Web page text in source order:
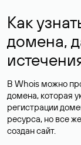
Как
домена,
В Whois можно
домена, которая
регистрации
ресурса, но все
создан сайт.